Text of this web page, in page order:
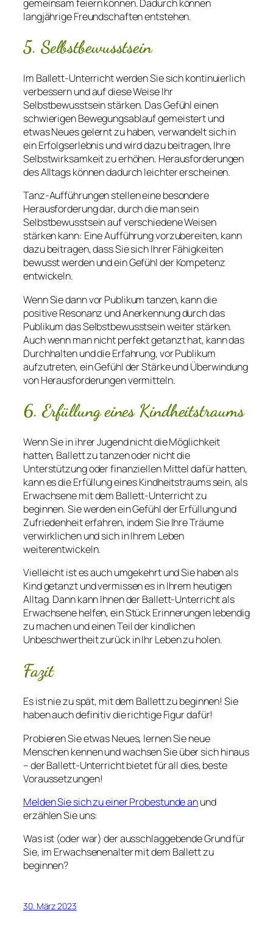
gemeinsam feiern können. Dadurch können
langjährige Freundschaften entstehen.
5. Selbstbewusstsein
Im Ballett-Unterricht werden Sie sich kontinuierlich
verbessern und auf diese Weise Ihr
Selbstbewusstsein stärken. Das Gefühl einen
schwierigen Bewegungsablauf gemeistert und
etwas Neues gelernt zu haben, verwandelt sich in
ein Erfolgserlebnis und wird dazu beitragen, Ihre
Selbstwirksamkeit zu erhöhen. Herausforderungen
des Alltags können dadurch leichter erscheinen.
Tanz-Aufführungen stellen eine besondere
Herausforderung dar, durch die man sein
Selbstbewusstsein auf verschiedene Weisen
stärken kann: Eine Aufführung vorzubereiten, kann
dazu beitragen, dass Sie sich Ihrer Fähigkeiten
bewusst werden und ein Gefühl der Kompetenz
entwickeln.
Wenn Sie dann vor Publikum tanzen, kann die
positive Resonanz und Anerkennung durch das
Publikum das Selbstbewusstsein weiter stärken.
Auch wenn man nicht perfekt getanzt hat, kann das
Durchhalten und die Erfahrung, vor Publikum
aufzutreten, ein Gefühl der Stärke und Überwindung
von Herausforderungen vermitteln.
6. Erfüllung eines Kindheitstraums
Wenn Sie in ihrer Jugend nicht die Möglichkeit
hatten, Ballett zu tanzen oder nicht die
Unterstützung oder finanziellen Mittel dafür hatten,
kann es die Erfüllung eines Kindheitstraums sein, als
Erwachsene mit dem Ballett-Unterricht zu
beginnen. Sie werden ein Gefühl der Erfüllung und
Zufriedenheit erfahren, indem Sie Ihre Träume
verwirklichen und sich in Ihrem Leben
weiterentwickeln.
Vielleicht ist es auch umgekehrt und Sie haben als
Kind getanzt und vermissen es in Ihrem heutigen
Alltag. Dann kann Ihnen der Ballett-Unterricht als
Erwachsene helfen, ein Stück Erinnerungen lebendig
zu machen und einen Teil der kindlichen
Unbeschwertheit zurück in Ihr Leben zu holen.
Fazit
Es ist nie zu spät, mit dem Ballett zu beginnen! Sie
haben auch definitiv die richtige Figur dafür!
Probieren Sie etwas Neues, lernen Sie neue
Menschen kennen und wachsen Sie über sich hinaus
– der Ballett-Unterricht bietet für all dies, beste
Voraussetzungen!
Melden Sie sich zu einer Probestunde anund
erzählen Sie uns:
Was ist (oder war) der ausschlaggebende Grund für
Sie, im Erwachsenenalter mit dem Ballett zu
beginnen?
30. März 2023